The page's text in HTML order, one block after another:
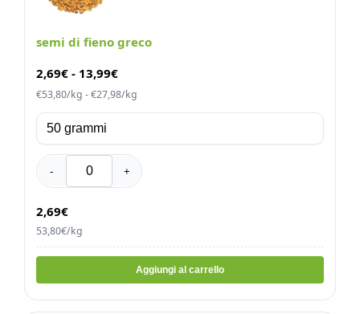
semi di fieno greco
2,69€ - 13,99€
€53,80/kg - €27,98/kg
- +
2,69€
53,80€/kg
Aggiungi al carrello